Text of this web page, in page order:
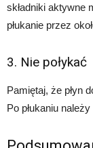
składniki aktywne
płukanie przez
3. Nie połykać
Pamiętaj, że płyn
Po płukaniu